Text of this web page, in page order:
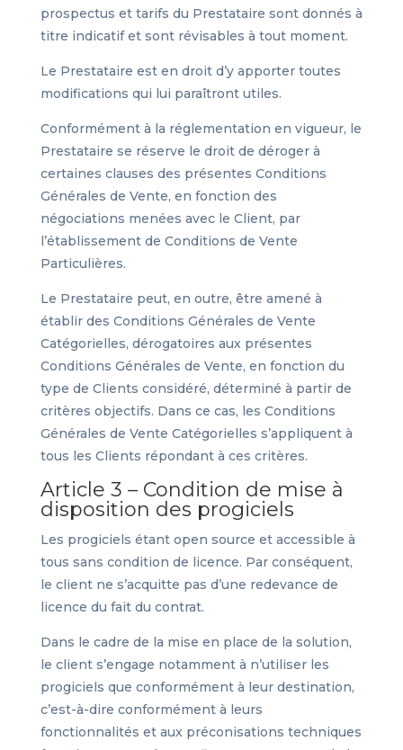
prospectus et tarifs du Prestataire sont donnés à
titre indicatif et sont révisables à tout moment.
Le Prestataire est en droit d’y apporter toutes
modifications qui lui paraîtront utiles.
Conformément à la réglementation en vigueur, le
Prestataire se réserve le droit de déroger à
certaines clauses des présentes Conditions
Générales de Vente, en fonction des
négociations menées avec le Client, par
l’établissement de Conditions de Vente
Particulières.
Le Prestataire peut, en outre, être amené à
établir des Conditions Générales de Vente
Catégorielles, dérogatoires aux présentes
Conditions Générales de Vente, en fonction du
type de Clients considéré, déterminé à partir de
critères objectifs. Dans ce cas, les Conditions
Générales de Vente Catégorielles s’appliquent à
tous les Clients répondant à ces critères.
Article 3 – Condition de mise à
disposition des progiciels
Les progiciels étant open source et accessible à
tous sans condition de licence. Par conséquent,
le client ne s’acquitte pas d’une redevance de
licence du fait du contrat.
Dans le cadre de la mise en place de la solution,
le client s’engage notamment à n’utiliser les
progiciels que conformément à leur destination,
c’est-à-dire conformément à leurs
fonctionnalités et aux préconisations techniques